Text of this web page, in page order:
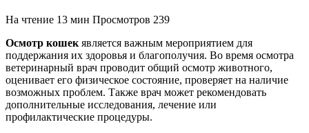
На чтение 13 мин Просмотров 239
Осмотр кошек является важным мероприятием для
поддержания их здоровья и благополучия. Во время осмотра
ветеринарный врач проводит общий осмотр животного,
оценивает его физическое состояние, проверяет на наличие
возможных проблем. Также врач может рекомендовать
дополнительные исследования, лечение или
профилактические процедуры.